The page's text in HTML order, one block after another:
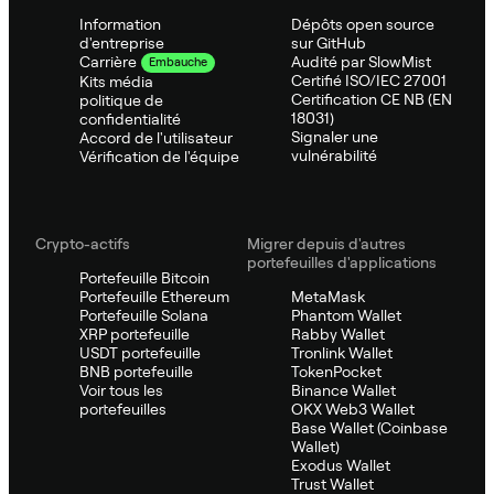
Information
d'entreprise
Carrière
Embauche
Kits média
politique de
confidentialité
Accord de l'utilisateur
Vérification de l'équipe
Dépôts open source
sur GitHub
Audité par SlowMist
Certifié ISO/IEC 27001
Certification CE NB (EN
18031)
Signaler une
vulnérabilité
Crypto-actifs
Portefeuille Bitcoin
Portefeuille Ethereum
Portefeuille Solana
XRP portefeuille
USDT portefeuille
BNB portefeuille
Voir tous les
portefeuilles
Migrer depuis d'autres
portefeuilles d'applications
MetaMask
Phantom Wallet
Rabby Wallet
Tronlink Wallet
TokenPocket
Binance Wallet
OKX Web3 Wallet
Base Wallet (Coinbase
Wallet)
Exodus Wallet
Trust Wallet